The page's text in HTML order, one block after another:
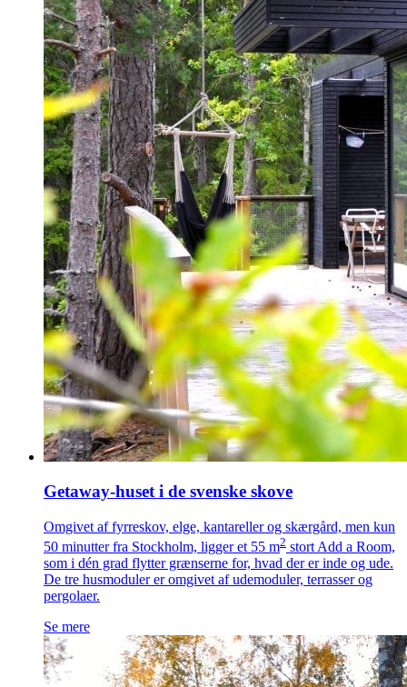
Getaway-huset i de svenske skove
Omgivet af fyrreskov, elge, kantareller og skærgård, men kun
50 minutter fra Stockholm, ligger et 55 m2stort Add a Room,
som i dén grad flytter grænserne for, hvad der er inde og ude.
De tre husmoduler er omgivet af udemoduler, terrasser og
pergolaer.
Se mere